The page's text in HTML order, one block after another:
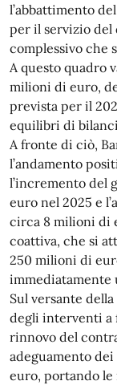
l’abbattimento
per il servizio
complessivo che
A questo quadro
milioni di euro,
prevista per il
equilibri di
A fronte di ciò,
l’andamento
l’incremento del
euro nel 2025 e
circa 8 milioni di
coattiva, che si
250 milioni di
immediatamente
Sul versante
degli interventi a
rinnovo del
adeguamento
euro, portando le